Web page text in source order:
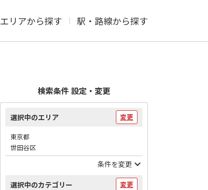
エリアから探す 駅・路線から探す
検索条件 設定・変更
選択中のエリア 変更
東京都
世田谷区
条件を変更
選択中のカテゴリー 変更